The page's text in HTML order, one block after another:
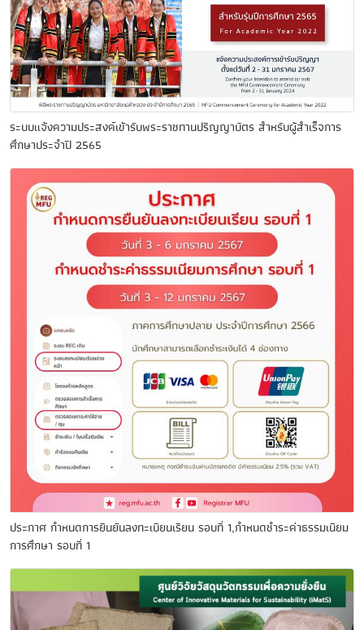
ระบบแจ้งความประสงค์เข้ารับพระราชทานปริญญาบัตร สำหรับผู้สำเร็จการ
ศึกษาประจำปี 2565
ประกาศ กำหนดการยืนยันลงทะเบียนเรียน รอบที่ 1,กำหนดชำระค่าธรรมเนียม
การศึกษา รอบที่ 1